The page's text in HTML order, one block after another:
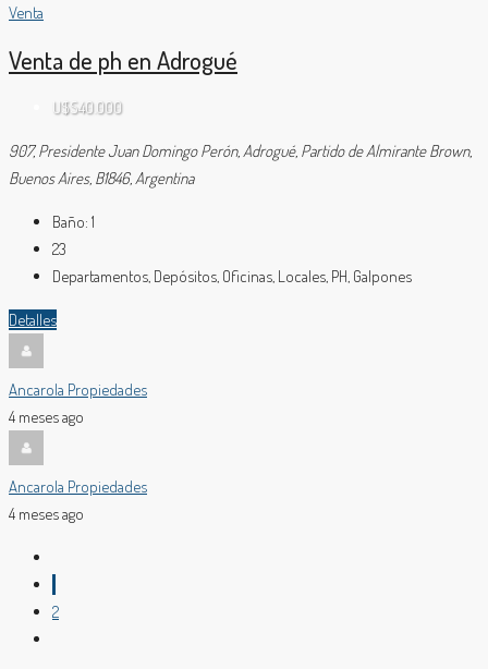
Venta
Venta de ph en Adrogué
U$S40.000
907, Presidente Juan Domingo Perón, Adrogué, Partido de Almirante Brown,
Buenos Aires, B1846, Argentina
Baño: 1
23
Departamentos, Depósitos, Oficinas, Locales, PH, Galpones
Detalles
Ancarola Propiedades
4 meses ago
Ancarola Propiedades
4 meses ago
2